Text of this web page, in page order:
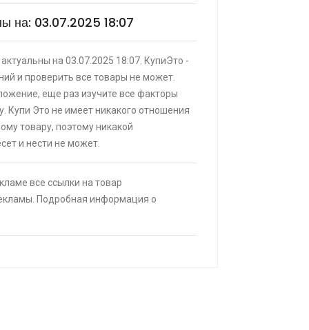
кровать buyson 200х160 со
25% трат , если оплачивать
КУПИТЬ
при оплате платежной
скидка 4320₽,
возможно сработает не у всех)
на: 03.07.2025 18:07
на 03.07.2025 18:07. КупиЭто -
и проверить все товары не может.
еще раз изучите все факторы
Купи Это не имеет никакого отношения
товару, поэтому никакой
и нести не может.
все ссылки на товар
Подробная информация о